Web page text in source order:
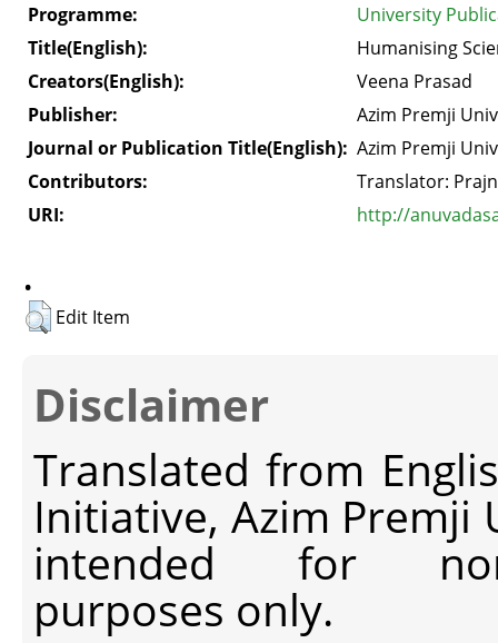
Programme:
University
Title(English):
Humanising
Creators(English):
Veena Prasad
Publisher:
Azim Premji
Journal or Publication Title(English): Azim Premji
Contributors:
Translator:
URI:
http://
.
Edit Item
Disclaimer
Translated from
Initiative, Azim Premji
intended for non-
purposes only.